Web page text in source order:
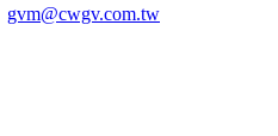
gvm@cwgv.com.tw